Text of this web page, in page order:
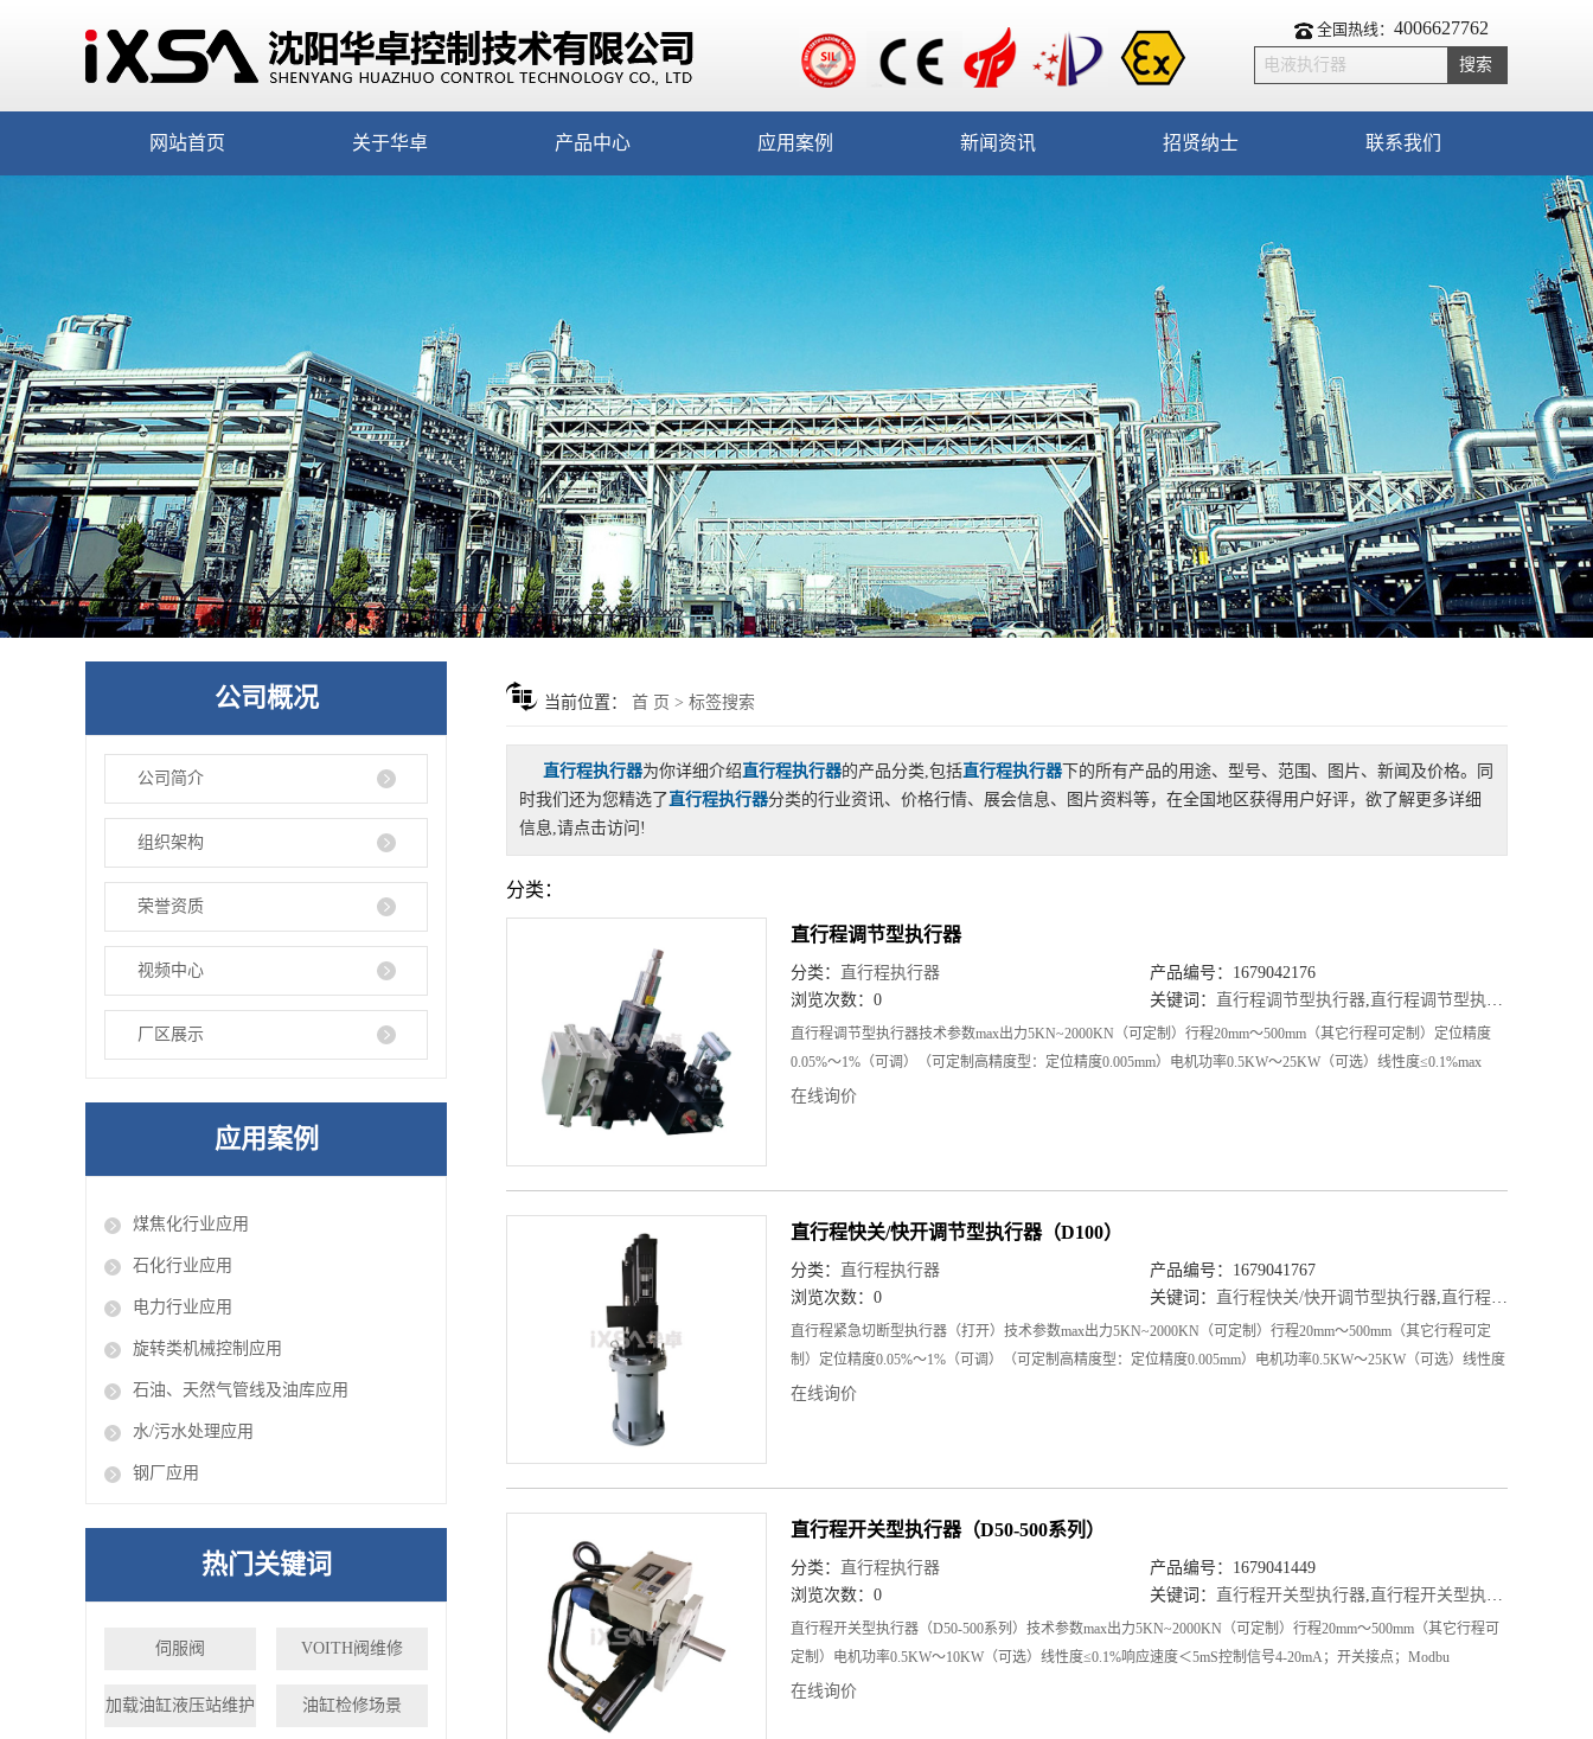
全国热线： 4006627762
网站首页 关于华卓 产品中心 应用案例 新闻资讯 招贤纳士 联系我们
公司概况
公司简介
组织架构
荣誉资质
视频中心
厂区展示
应用案例
煤焦化行业应用
石化行业应用
电力行业应用
旋转类机械控制应用
石油、天然气管线及油库应用
水/污水处理应用
钢厂应用
热门关键词
伺服阀 VOITH阀维修
加载油缸液压站维护 油缸检修场景
当前位置： 首 页 > 标签搜索
直行程执行器为你详细介绍 直行程执行器的产品分类,包括直行程执行器下的所有产品的用途、型号、范围、图片、新闻及价格。同
时我们还为您精选了 直行程执行器分类的行业资讯、价格行情、展会信息、图片资料等，在全国地区获得用户好评，欲了解更多详细
信息,请点击访问!
分类：
直行程调节型执行器
分类： 直行程执行器
产品编号：1679042176
浏览次数：0
关键词： 直行程调节型执行器, 直行程调节型执行器厂家
直行程调节型执行器技术参数max出力5KN~2000KN（可定制）行程20mm～500mm（其它行程可定制）定位精度
0.05%～1%（可调）（可定制高精度型：定位精度0.005mm）电机功率0.5KW～25KW（可选）线性度≤0.1%max
在线询价
直行程快关/快开调节型执行器（D100）
分类： 直行程执行器
产品编号：1679041767
浏览次数：0
关键词： 直行程快关/快开调节型执行器, 直行程快关/快开调节型执行器厂家
直行程紧急切断型执行器（打开）技术参数max出力5KN~2000KN（可定制）行程20mm～500mm（其它行程可定
制）定位精度0.05%～1%（可调）（可定制高精度型：定位精度0.005mm）电机功率0.5KW～25KW（可选）线性度
≤0
在线询价
直行程开关型执行器（D50-500系列）
分类： 直行程执行器
产品编号：1679041449
浏览次数：0
关键词： 直行程开关型执行器, 直行程开关型执行器厂家
直行程开关型执行器（D50-500系列）技术参数max出力5KN~2000KN（可定制）行程20mm～500mm（其它行程可
定制）电机功率0.5KW～10KW（可选）线性度≤0.1%响应速度＜5mS控制信号4-20mA；开关接点；Modbu
在线询价